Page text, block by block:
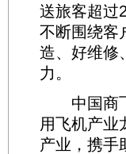
送旅客超过
不断围绕客
造、好维修
力。
中国商飞
用飞机产业
产业，携手